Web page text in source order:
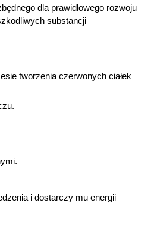
dla prawidłowego rozwoju
substancji
tworzenia czerwonych ciałek
i dostarczy mu energii